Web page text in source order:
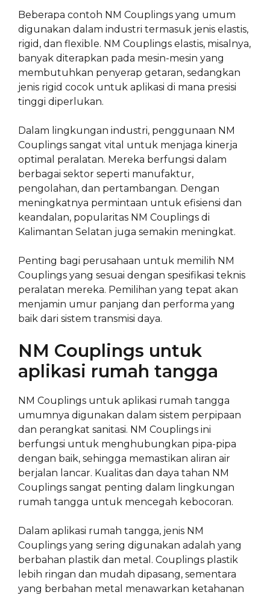
Beberapa contoh NM Couplings yang umum
digunakan dalam industri termasuk jenis elastis,
rigid, dan flexible. NM Couplings elastis, misalnya,
banyak diterapkan pada mesin-mesin yang
membutuhkan penyerap getaran, sedangkan
jenis rigid cocok untuk aplikasi di mana presisi
tinggi diperlukan.
Dalam lingkungan industri, penggunaan NM
Couplings sangat vital untuk menjaga kinerja
optimal peralatan. Mereka berfungsi dalam
berbagai sektor seperti manufaktur,
pengolahan, dan pertambangan. Dengan
meningkatnya permintaan untuk efisiensi dan
keandalan, popularitas NM Couplings di
Kalimantan Selatan juga semakin meningkat.
Penting bagi perusahaan untuk memilih NM
Couplings yang sesuai dengan spesifikasi teknis
peralatan mereka. Pemilihan yang tepat akan
menjamin umur panjang dan performa yang
baik dari sistem transmisi daya.
NM Couplings untuk
aplikasi rumah tangga
NM Couplings untuk aplikasi rumah tangga
umumnya digunakan dalam sistem perpipaan
dan perangkat sanitasi. NM Couplings ini
berfungsi untuk menghubungkan pipa-pipa
dengan baik, sehingga memastikan aliran air
berjalan lancar. Kualitas dan daya tahan NM
Couplings sangat penting dalam lingkungan
rumah tangga untuk mencegah kebocoran.
Dalam aplikasi rumah tangga, jenis NM
Couplings yang sering digunakan adalah yang
berbahan plastik dan metal. Couplings plastik
lebih ringan dan mudah dipasang, sementara
yang berbahan metal menawarkan ketahanan